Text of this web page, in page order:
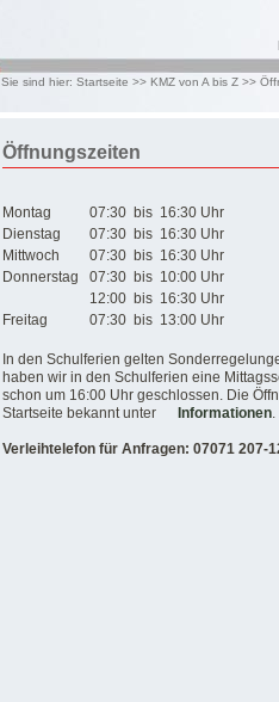
Sie sind hier: Startseite >> KMZ von A bis Z >>
Öffnungszeiten
Montag 07:30 bis 16:30 Uhr
Dienstag
07:30 bis 16:30 Uhr
Mittwoch
07:30 bis 16:30 Uhr
Donnerstag
07:30 bis 10:00 Uhr
12:00 bis 16:30 Uhr
Freitag
07:30 bis 13:00 Uhr
In den Schulferien gelten
haben wir in den Schulferien eine
schon um 16:00 Uhr geschlossen. Die
Startseite bekannt unter
Informationen.
Verleihtelefon für Anfragen: 07071 207-